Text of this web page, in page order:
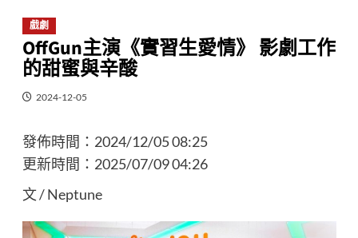
戲劇
OffGun主演《實習生愛情》 影劇工作
的甜蜜與辛酸
2024-12-05
發佈時間： 2024/12/05 08:25
更新時間： 2025/07/09 04:26
文 / Neptune